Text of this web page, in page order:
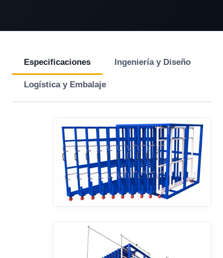
Especificaciones Ingeniería y Diseño
Logística y Embalaje